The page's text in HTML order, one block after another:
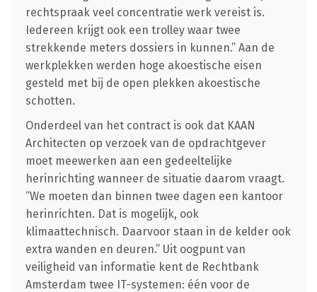
rechtspraak veel concentratie werk vereist is.
Iedereen krijgt ook een trolley waar twee
strekkende meters dossiers in kunnen.” Aan de
werkplekken werden hoge akoestische eisen
gesteld met bij de open plekken akoestische
schotten.
Onderdeel van het contract is ook dat KAAN
Architecten op verzoek van de opdrachtgever
moet meewerken aan een gedeeltelijke
herinrichting wanneer de situatie daarom vraagt.
“We moeten dan binnen twee dagen een kantoor
herinrichten. Dat is mogelijk, ook
klimaattechnisch. Daarvoor staan in de kelder ook
extra wanden en deuren.” Uit oogpunt van
veiligheid van informatie kent de Rechtbank
Amsterdam twee IT-systemen: één voor de